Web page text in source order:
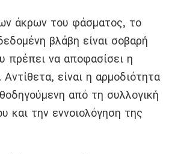
άκρων του φάσματος, το
βλάβη είναι σοβαρή
πρέπει να αποφασίσει η
είναι η αρμοδιότητα
από τη συλλογική
και την εννοιολόγηση της